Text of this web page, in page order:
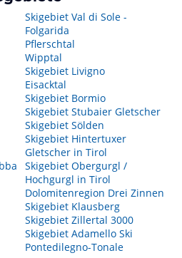
Skigebiet Val di Sole -
Folgarida
Pflerschtal
Wipptal
Skigebiet Livigno
Eisacktal
Skigebiet Bormio
Skigebiet Stubaier Gletscher
Skigebiet Sölden
Skigebiet Hintertuxer
Gletscher in Tirol
Skigebiet Obergurgl /
Hochgurgl in Tirol
Dolomitenregion Drei Zinnen
Skigebiet Klausberg
Skigebiet Zillertal 3000
Skigebiet Adamello Ski
Pontedilegno-Tonale